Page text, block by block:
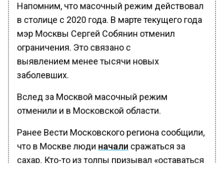
Напомним, что масочный режим действовал
в столице с 2020 года. В марте текущего года
мэр Москвы Сергей Собянин отменил
ограничения. Это связано с
выявлением менее тысячи новых
заболевших.
Вслед за Москвой масочный режим
отменили и в Московской области.
Ранее Вести Московского региона сообщили,
что в Москве людиначалисражаться за
сахар. Кто-то из толпы призывал «оставаться